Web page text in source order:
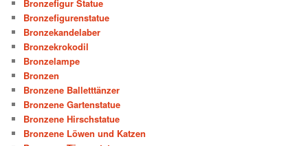
Bronzefigur Statue
Bronzefigurenstatue
Bronzekandelaber
Bronzekrokodil
Bronzelampe
Bronzen
Bronzene Balletttänzer
Bronzene Gartenstatue
Bronzene Hirschstatue
Bronzene Löwen und Katzen